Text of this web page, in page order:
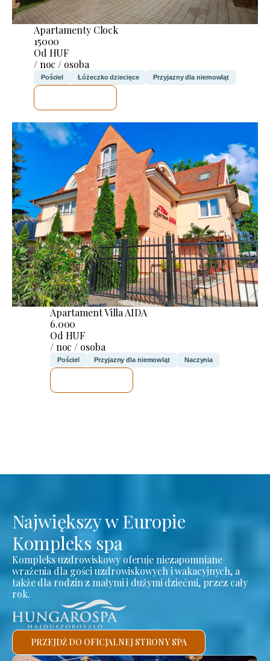
Apartamenty Clock
15000
Od HUF
/ noc / osoba
Pościel Łóżeczko dziecięce Przyjazny dla niemowląt
Apartament Villa AIDA
6.000
Od HUF
/ noc / osoba
Pościel Przyjazny dla niemowląt Naczynia
Największy w Europie
Kompleks spa
Kompleks uzdrowiskowy oferuje niezapomniane
wrażenia dla gości uzdrowiskowych i wakacyjnych, a
także dla rodzin z małymi i dużymi dziećmi, przez cały
rok.
PRZEJDŹ DO OFICJALNEJ STRONY SPA